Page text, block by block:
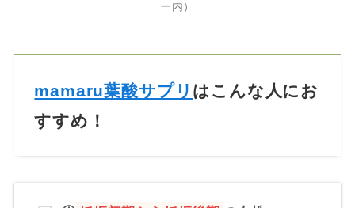
ー内）
mamaru葉酸サプリ はこんな人にお
すすめ！